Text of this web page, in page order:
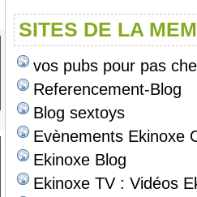
SITES DE LA
vos pubs pour pas
Referencement-Blog
Blog sextoys
Evènements Ekinoxe
Ekinoxe Blog
Ekinoxe TV : Vidéos